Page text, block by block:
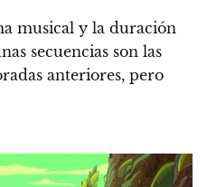
musical y la duración
secuencias son las
anteriores, pero